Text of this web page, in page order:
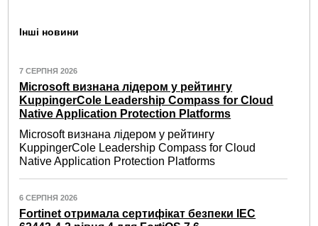
Інші новини
7 СЕРПНЯ 2026
Microsoft визнана лідером у рейтингу
KuppingerCole Leadership Compass for Cloud
Native Application Protection Platforms
Microsoft визнана лідером у рейтингу
KuppingerCole Leadership Compass for Cloud
Native Application Protection Platforms
6 СЕРПНЯ 2026
Fortinet отримала сертифікат безпеки IEC